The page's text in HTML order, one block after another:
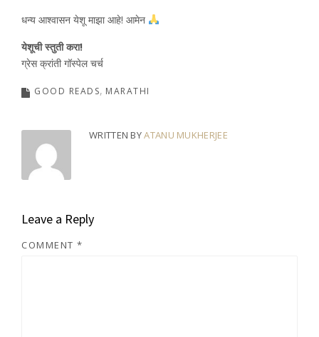
धन्य आश्वासन येशू माझा आहे! आमेन
येशूची स्तुती करा!
ग्रेस क्रांती गॉस्पेल चर्च
GOOD READS MARATHI
WRITTEN BYATANU MUKHERJEE
Leave a Reply
COMMENT *